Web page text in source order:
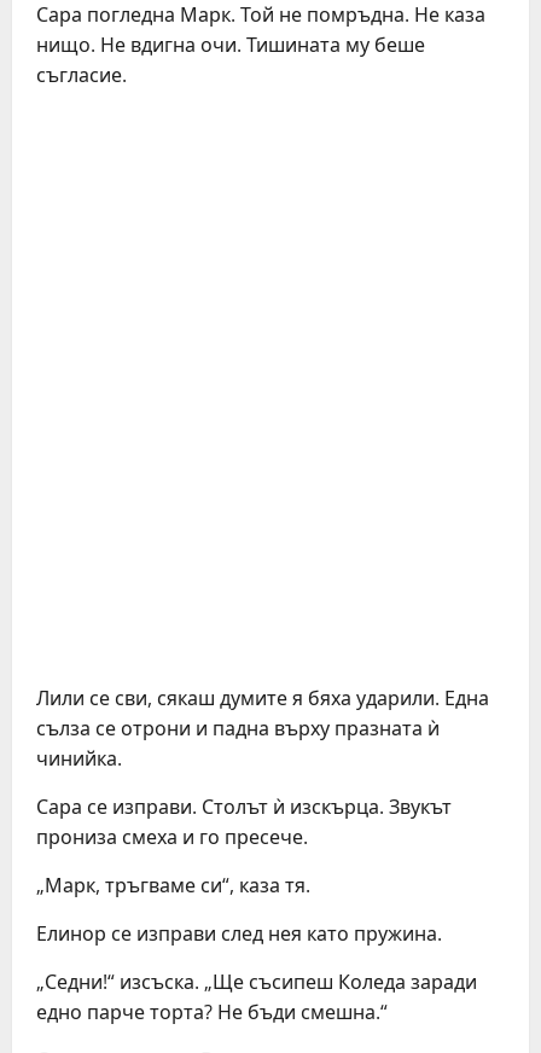
Сара погледна Марк. Той не помръдна. Не каза
нищо. Не вдигна очи. Тишината му беше
съгласие.
Лили се сви, сякаш думите я бяха ударили. Една
сълза се отрони и падна върху празната ѝ
чинийка.
Сара се изправи. Столът ѝ изскърца. Звукът
прониза смеха и го пресече.
„Марк, тръгваме си“, каза тя.
Елинор се изправи след нея като пружина.
„Седни!“ изсъска. „Ще съсипеш Коледа заради
едно парче торта? Не бъди смешна.“